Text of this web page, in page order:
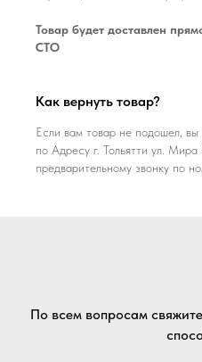
Товар будет доставлен
СТО
Как вернуть товар?
Если вам товар не подошел,
по Адресу г. Тольятти ул.
предварительному звонку по
По всем вопросам